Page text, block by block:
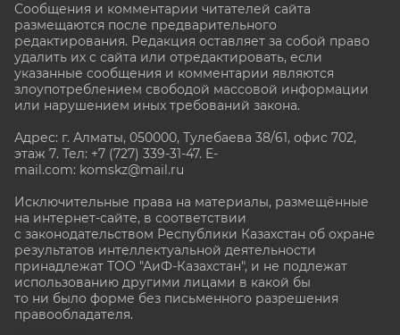
Сообщения и комментарии читателей сайта
размещаются после предварительного
редактирования. Редакция оставляет за собой право
удалить их с сайта или отредактировать, если
указанные сообщения и комментарии являются
злоупотреблением свободой массовой информации
или нарушением иных требований закона.
Адрес: г. Алматы, 050000, Тулебаева 38/61, офис 702,
этаж 7. Тел: +7 (727) 339-31-47. E-
mail.com: komskz@mail.ru
Исключительные права на материалы, размещённые
на интернет-сайте, в соответствии
с законодательством Республики Казахстан об охране
результатов интеллектуальной деятельности
принадлежат ТОО "АиФ-Казахстан", и не подлежат
использованию другими лицами в какой бы
то ни было форме без письменного разрешения
правообладателя.